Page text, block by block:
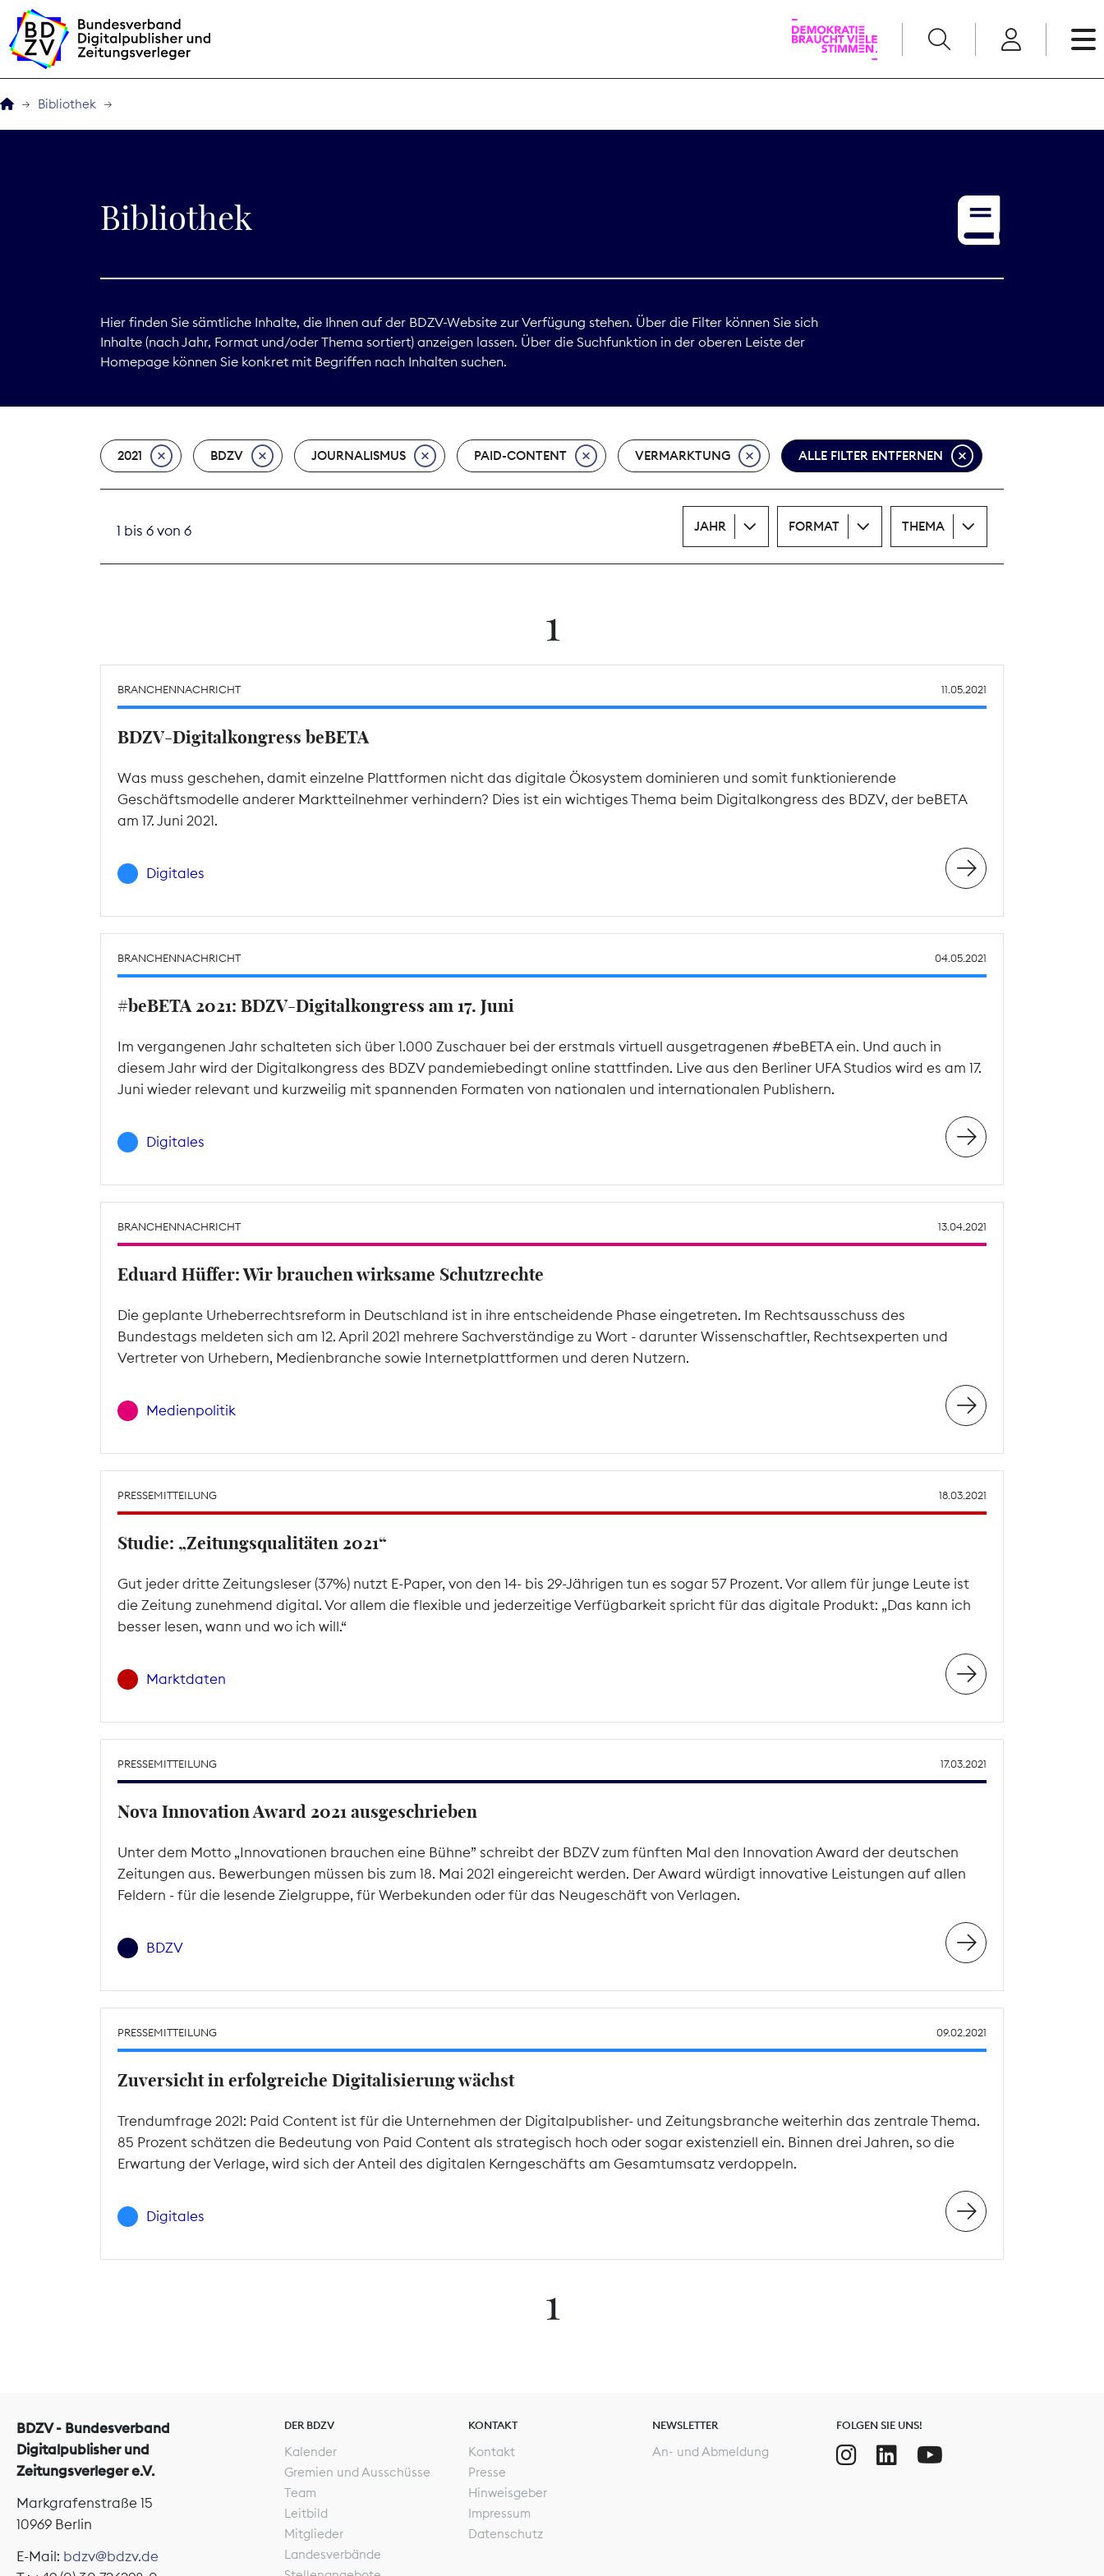
BDZVplus GmbH
Service
Print
Bibliothek
Bibliothek
Hier finden Sie sämtliche Inhalte, die Ihnen auf der BDZV-Website zur Verfügung stehen. Über die Filter können Sie sich
Inhalte (nach Jahr, Format und/oder Thema sortiert) anzeigen lassen. Über die Suchfunktion in der oberen Leiste der
Homepage können Sie konkret mit Begriffen nach Inhalten suchen.
2021 BDZV JOURNALISMUS PAID-CONTENT VERMARKTUNG ALLE FILTER ENTFERNEN
1 bis 6 von 6 JAHR FORMAT THEMA
1
BRANCHENNACHRICHT 11.05.2021
BDZV-Digitalkongress beBETA
Was muss geschehen, damit einzelne Plattformen nicht das digitale Ökosystem dominieren und somit funktionierende
Geschäftsmodelle anderer Marktteilnehmer verhindern? Dies ist ein wichtiges Thema beim Digitalkongress des BDZV, der beBETA
am 17. Juni 2021.
Digitales
BRANCHENNACHRICHT 04.05.2021
#beBETA 2021: BDZV-Digitalkongress am 17. Juni
Im vergangenen Jahr schalteten sich über 1.000 Zuschauer bei der erstmals virtuell ausgetragenen #beBETA ein. Und auch in
diesem Jahr wird der Digitalkongress des BDZV pandemiebedingt online stattfinden. Live aus den Berliner UFA Studios wird es am 17.
Juni wieder relevant und kurzweilig mit spannenden Formaten von nationalen und internationalen Publishern.
Digitales
BRANCHENNACHRICHT 13.04.2021
Eduard Hüffer: Wir brauchen wirksame Schutzrechte
Die geplante Urheberrechtsreform in Deutschland ist in ihre entscheidende Phase eingetreten. Im Rechtsausschuss des
Bundestags meldeten sich am 12. April 2021 mehrere Sachverständige zu Wort - darunter Wissenschaftler, Rechtsexperten und
Vertreter von Urhebern, Medienbranche sowie Internetplattformen und deren Nutzern.
Medienpolitik
PRESSEMITTEILUNG 18.03.2021
Studie: „Zeitungsqualitäten 2021“
Gut jeder dritte Zeitungsleser (37%) nutzt E-Paper, von den 14- bis 29-Jährigen tun es sogar 57 Prozent. Vor allem für junge Leute ist
die Zeitung zunehmend digital. Vor allem die flexible und jederzeitige Verfügbarkeit spricht für das digitale Produkt: „Das kann ich
besser lesen, wann und wo ich will.“
Marktdaten
PRESSEMITTEILUNG 17.03.2021
Nova Innovation Award 2021 ausgeschrieben
Unter dem Motto „Innovationen brauchen eine Bühne” schreibt der BDZV zum fünften Mal den Innovation Award der deutschen
Zeitungen aus. Bewerbungen müssen bis zum 18. Mai 2021 eingereicht werden. Der Award würdigt innovative Leistungen auf allen
Feldern - für die lesende Zielgruppe, für Werbekunden oder für das Neugeschäft von Verlagen.
BDZV
PRESSEMITTEILUNG 09.02.2021
Zuversicht in erfolgreiche Digitalisierung wächst
Trendumfrage 2021: Paid Content ist für die Unternehmen der Digitalpublisher- und Zeitungsbranche weiterhin das zentrale Thema.
85 Prozent schätzen die Bedeutung von Paid Content als strategisch hoch oder sogar existenziell ein. Binnen drei Jahren, so die
Erwartung der Verlage, wird sich der Anteil des digitalen Kerngeschäfts am Gesamtumsatz verdoppeln.
Digitales
1
BDZV - Bundesverband
Digitalpublisher und
Zeitungsverleger e.V.
Markgrafenstraße 15
10969 Berlin
E-Mail: bdzv@bdzv.de
DER BDZV
Kalender
Gremien und Ausschüsse
Team
Leitbild
Mitglieder
Landesverbände
KONTAKT
Kontakt
Presse
Hinweisgeber
Impressum
Datenschutz
NEWSLETTER
An- und Abmeldung
FOLGEN SIE UNS!